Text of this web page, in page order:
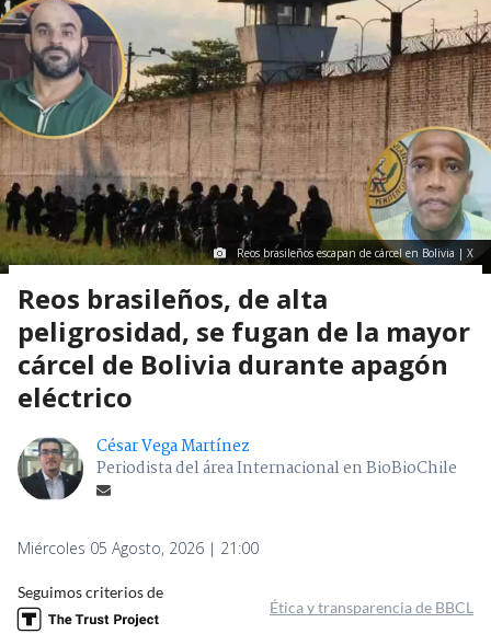
Reos brasileños escapan de cárcel en Bolivia | X
Reos brasileños, de alta
peligrosidad, se fugan de la mayor
cárcel de Bolivia durante apagón
eléctrico
César Vega Martínez
Periodista del área Internacional en BioBioChile
Miércoles 05 Agosto, 2026 | 21:00
Seguimos criterios de
Ética y transparencia de BBCL